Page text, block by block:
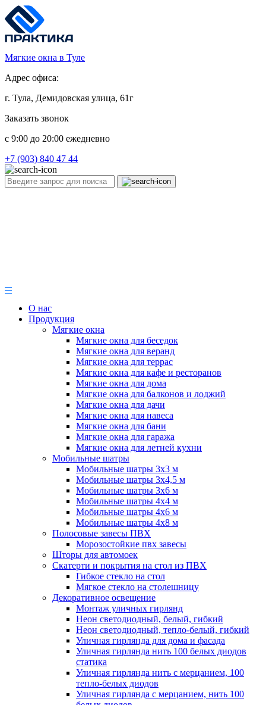
Мягкие окна в Туле
Адрес офиса:
г. Тула, Демидовская улица, 61г
Заказать звонок
c 9:00 до 20:00 ежедневно
+7 (903) 840 47 44
О нас
Продукция
Мягкие окна
Мягкие окна для беседок
Мягкие окна для веранд
Мягкие окна для террас
Мягкие окна для кафе и ресторанов
Мягкие окна для дома
Мягкие окна для балконов и лоджий
Мягкие окна для дачи
Мягкие окна для навеса
Мягкие окна для бани
Мягкие окна для гаража
Мягкие окна для летней кухни
Мобильные шатры
Мобильные шатры 3х3 м
Мобильные шатры 3х4,5 м
Мобильные шатры 3х6 м
Мобильные шатры 4х4 м
Мобильные шатры 4х6 м
Мобильные шатры 4х8 м
Полосовые завесы ПВХ
Морозостойкие пвх завесы
Шторы для автомоек
Скатерти и покрытия на стол из ПВХ
Гибкое стекло на стол
Мягкое стекло на столешницу
Декоративное освещение
Монтаж уличных гирлянд
Неон светодиодный, белый, гибкий
Неон светодиодный, тепло-белый, гибкий
Уличная гирлянда для дома и фасада
Уличная гирлянда нить 100 белых диодов
статика
Уличная гирлянда нить с мерцанием, 100
тепло-белых диодов
Уличная гирлянда с мерцанием, нить 100